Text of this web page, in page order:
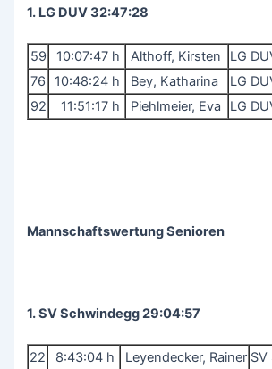
1. LG DUV 32:47:28
59 10:07:47 h Althoff, Kirsten LG
76
10:48:24 h Bey, Katharina LG
92
11:51:17 h Piehlmeier, Eva LG
Mannschaftswertung Senioren
1. SV Schwindegg 29:04:57
22 8:43:04 h Leyendecker, Rainer